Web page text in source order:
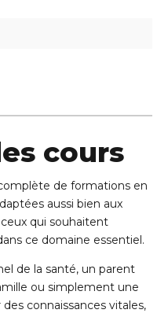
cours
de formations en
aussi bien aux
qui souhaitent
ce domaine essentiel.
de la santé, un parent
ou simplement une
connaissances vitales,